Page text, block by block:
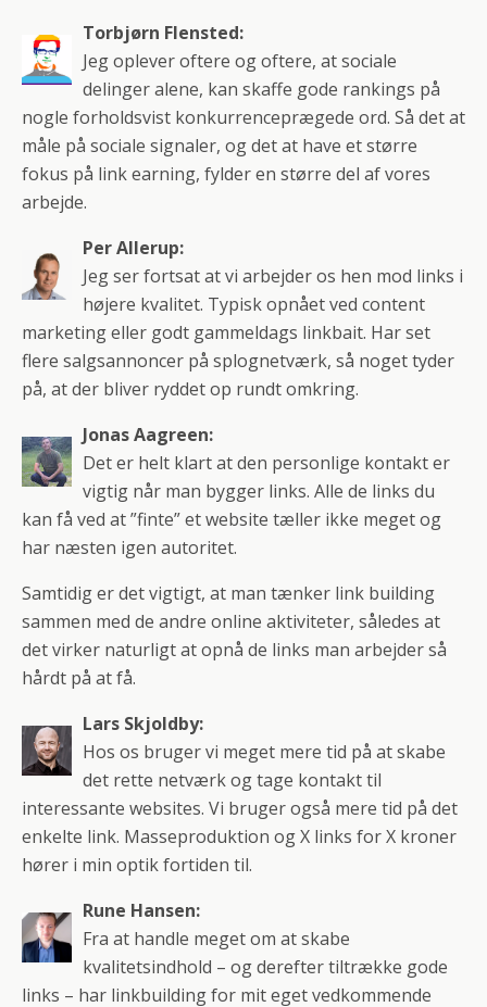
Torbjørn Flensted:
Jeg oplever oftere og oftere, at sociale
delinger alene, kan skaffe gode rankings på
nogle forholdsvist konkurrenceprægede ord. Så det at
måle på sociale signaler, og det at have et større
fokus på link earning, fylder en større del af vores
arbejde.
Per Allerup:
Jeg ser fortsat at vi arbejder os hen mod links i
højere kvalitet. Typisk opnået ved content
marketing eller godt gammeldags linkbait. Har set
flere salgsannoncer på splognetværk, så noget tyder
på, at der bliver ryddet op rundt omkring.
Jonas Aagreen:
Det er helt klart at den personlige kontakt er
vigtig når man bygger links. Alle de links du
kan få ved at ”finte” et website tæller ikke meget og
har næsten igen autoritet.
Samtidig er det vigtigt, at man tænker link building
sammen med de andre online aktiviteter, således at
det virker naturligt at opnå de links man arbejder så
hårdt på at få.
Lars Skjoldby:
Hos os bruger vi meget mere tid på at skabe
det rette netværk og tage kontakt til
interessante websites. Vi bruger også mere tid på det
enkelte link. Masseproduktion og X links for X kroner
hører i min optik fortiden til.
Rune Hansen:
Fra at handle meget om at skabe
kvalitetsindhold – og derefter tiltrække gode
links – har linkbuilding for mit eget vedkommende